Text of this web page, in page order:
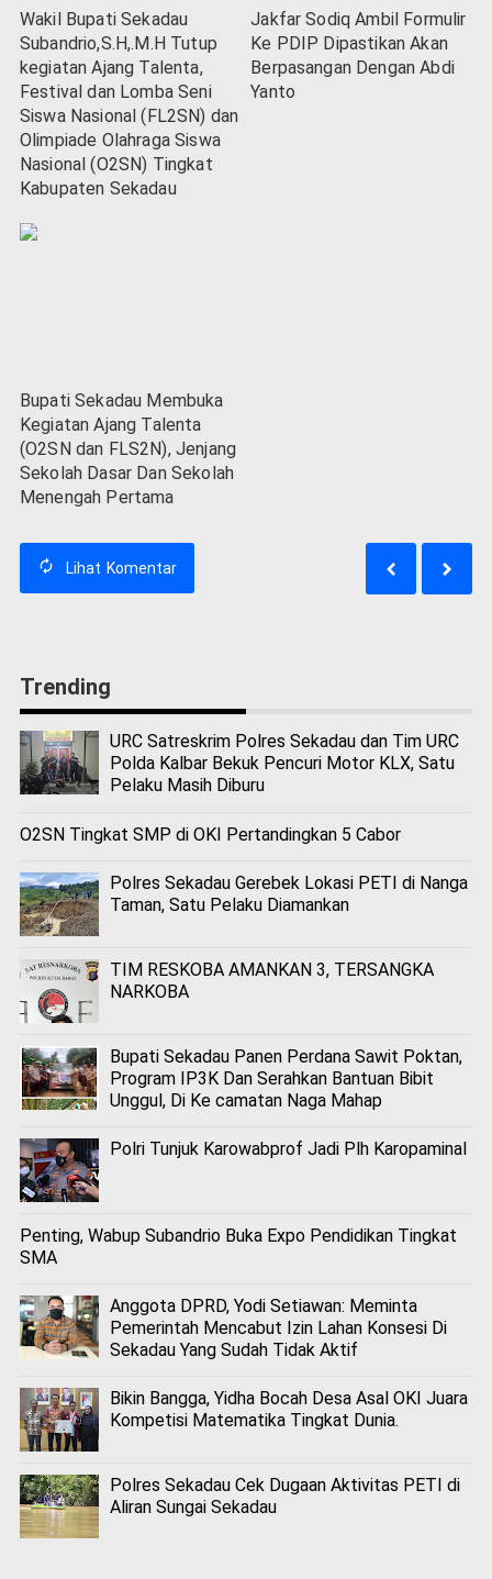
Wakil Bupati Sekadau
Subandrio,S.H,.M.H Tutup
kegiatan Ajang Talenta,
Festival dan Lomba Seni
Siswa Nasional (FL2SN) dan
Olimpiade Olahraga Siswa
Nasional (O2SN) Tingkat
Kabupaten Sekadau
Jakfar Sodiq Ambil Formulir
Ke PDIP Dipastikan Akan
Berpasangan Dengan Abdi
Yanto
Bupati Sekadau Membuka
Kegiatan Ajang Talenta
(O2SN dan FLS2N), Jenjang
Sekolah Dasar Dan Sekolah
Menengah Pertama
Lihat Komentar
Trending
URC Satreskrim Polres Sekadau dan Tim URC
Polda Kalbar Bekuk Pencuri Motor KLX, Satu
Pelaku Masih Diburu
O2SN Tingkat SMP di OKI Pertandingkan 5 Cabor
Polres Sekadau Gerebek Lokasi PETI di Nanga
Taman, Satu Pelaku Diamankan
TIM RESKOBA AMANKAN 3, TERSANGKA
NARKOBA
Bupati Sekadau Panen Perdana Sawit Poktan,
Program IP3K Dan Serahkan Bantuan Bibit
Unggul, Di Ke camatan Naga Mahap
Polri Tunjuk Karowabprof Jadi Plh Karopaminal
Penting, Wabup Subandrio Buka Expo Pendidikan Tingkat
SMA
Anggota DPRD, Yodi Setiawan: Meminta
Pemerintah Mencabut Izin Lahan Konsesi Di
Sekadau Yang Sudah Tidak Aktif
Bikin Bangga, Yidha Bocah Desa Asal OKI Juara
Kompetisi Matematika Tingkat Dunia.
Polres Sekadau Cek Dugaan Aktivitas PETI di
Aliran Sungai Sekadau